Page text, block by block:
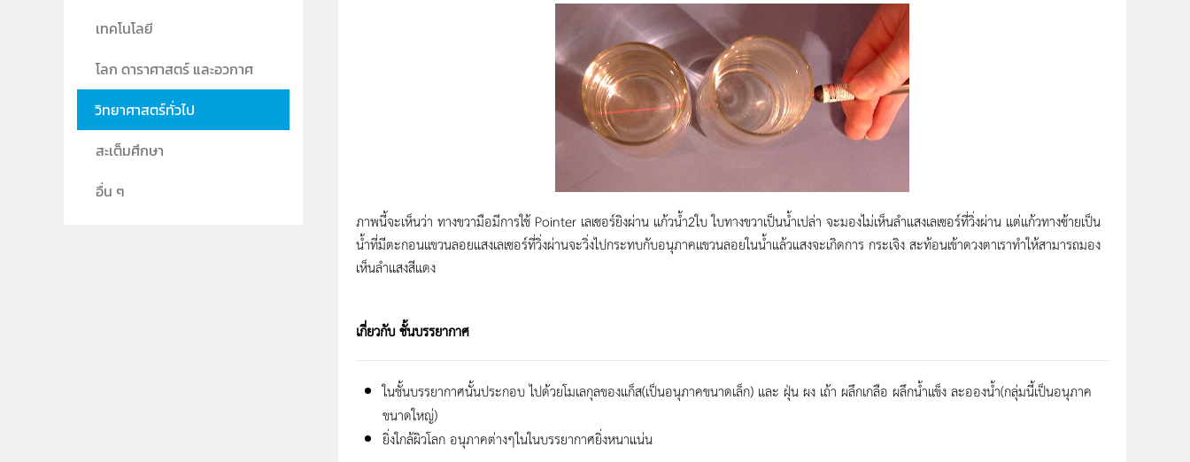
ภาพนี้จะเห็นว่า ทางขวามือมีการใช้ Pointer เลเซอร์ยิงผ่าน แก้วน้ำ2ใบ ใบทางขวาเป็นน้ำเปล่า จะมองไม่เห็นลำแสงเลเซอร์ที่วิ่งผ่าน แต่แก้วทางซ้ายเป็น
น้ำที่มีตะกอนแขวนลอยแสงเลเซอร์ที่วิ่งผ่านจะวิ่งไปกระทบกับอนุภาคแขวนลอยในน้ำแล้วแสงจะเกิดการ กระเจิง สะท้อนเข้าดวงตาเราทำให้สามารถมอง
เห็นลำแสงสีแดง
เกี่ยวกับ ชั้นบรรยากาศ
ในชั้นบรรยากาศนั้นประกอบ ไปด้วยโมเลกุลของแก็ส(เป็นอนุภาคขนาดเล็ก) และ ฝุ่น ผง เถ้า ผลึกเกลือ ผลึกน้ำแข็ง ละอองน้ำ(กลุ่มนี้เป็นอนุภาค
ขนาดใหญ่)
ยิ่งใกล้ผิวโลก อนุภาคต่างๆในในบรรยากาศยิ่งหนาแน่น
เทคโนโลยี
โลก ดาราศาสตร์ และอวกาศ
วิทยาศาสตร์ทั่วไป
สะเต็มศึกษา
อื่น ๆ